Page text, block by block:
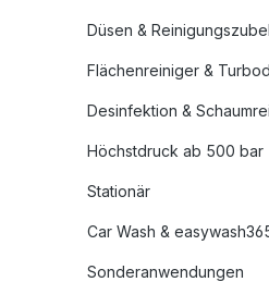
Düsen &
Flächenreiniger &
Desinfektion &
Höchstdruck ab 500 bar
Stationär
Car Wash &
Sonderanwendungen